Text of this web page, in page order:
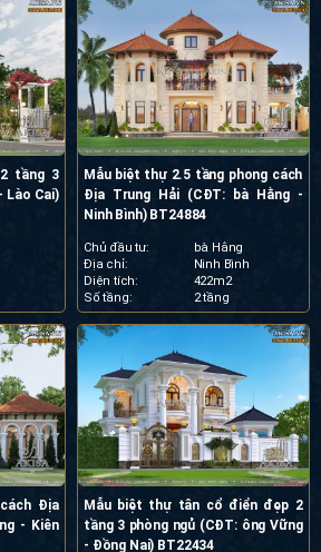
tầng 3
Lào Cai)
Mẫu biệt thự 2.5 tầng phong cách
Địa Trung Hải (CĐT: bà Hằng -
Ninh Bình) BT24884
Chủ đầu tư:
bà Hằng
Địa chỉ:
Ninh Bình
Diện tích:
422m2
Số tầng:
2 tầng
Địa
- Kiên
Mẫu biệt thự tân cổ điển đẹp 2
tầng 3 phòng ngủ (CĐT: ông Vững
- Đồng Nai) BT22434